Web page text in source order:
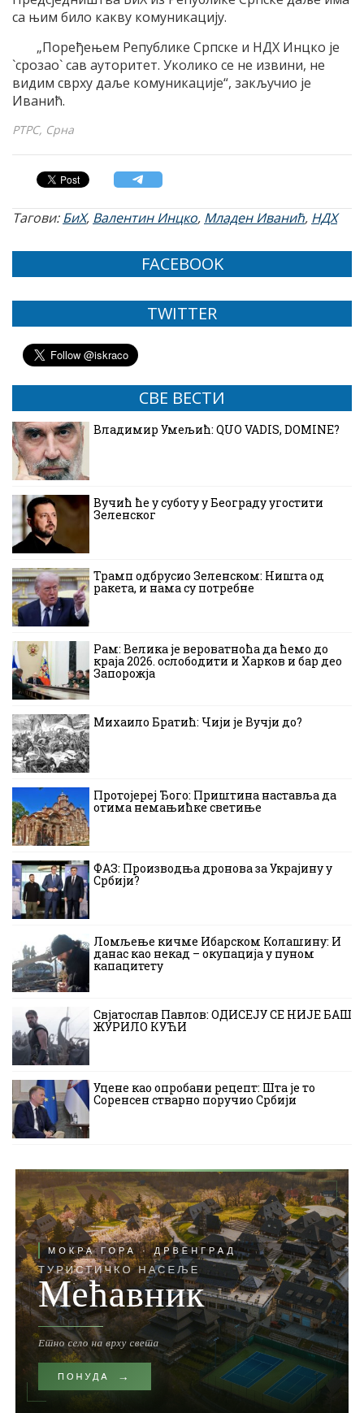
са њим било какву комуникацију.
„Поређењем Републике Српске и НДХ Инцко је
`срозао` сав ауторитет. Уколико се не извини, не
видим сврху даље комуникације“, закључио је
Иванић.
РТРС, Срна
Тагови:БиХ, Валентин Инцко, Младен Иванић, НДХ
FACEBOOK
TWITTER
СВЕ ВЕСТИ
Владимир Умељић: QUO VADIS, DOMINE?
Вучић ће у суботу у Београду угостити
Зеленског
Трамп одбрусио Зеленском: Ништа од
ракета, и нама су потребне
Рам: Велика је вероватноћа да ћемо до
краја 2026. ослободити и Харков и бар део
Запорожја
Михаило Братић: Чији је Вучји до?
Протојереј Ђого: Приштина наставља да
отима немањићке светиње
ФАЗ: Производња дронова за Украјину у
Србији?
Ломљење кичме Ибарском Колашину: И
данас као некад – окупација у пуном
капацитету
Свјатослав Павлов: ОДИСЕЈУ СЕ НИЈЕ БАШ
ЖУРИЛО КУЋИ
Уцене као опробани рецепт: Шта је то
Соренсен стварно поручио Србији